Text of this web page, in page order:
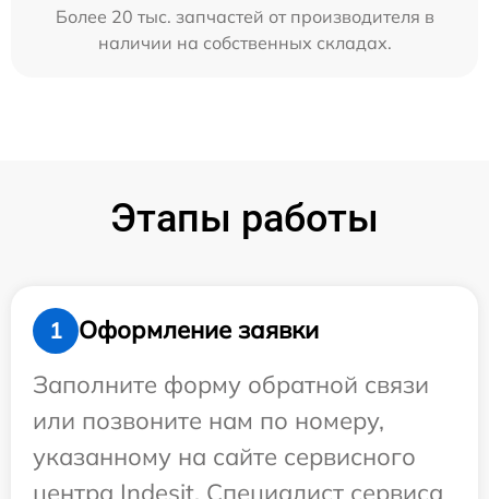
Более 20 тыс. запчастей от производителя в
наличии на собственных складах.
Этапы работы
1
Оформление заявки
Заполните форму обратной связи
или позвоните нам по номеру,
указанному на сайте сервисного
центра Indesit. Специалист сервиса